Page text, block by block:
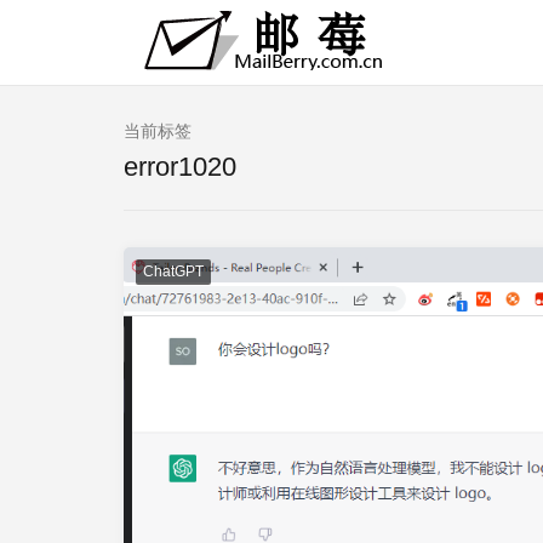
当前标签
error1020
ChatGPT